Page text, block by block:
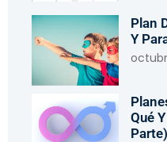
Plan
Y
Qué
Parte)